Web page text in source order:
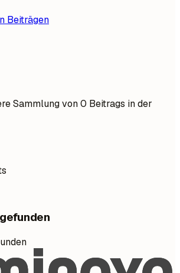
Beiträgen
Sammlung von 0 Beitrags in der